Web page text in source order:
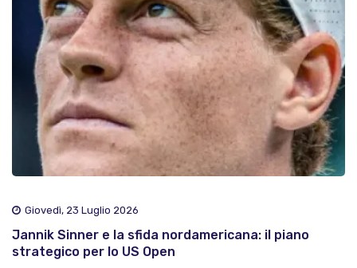
Giovedì, 23 Luglio 2026
Jannik Sinner e la sfida nordamericana: il piano
strategico per lo US Open